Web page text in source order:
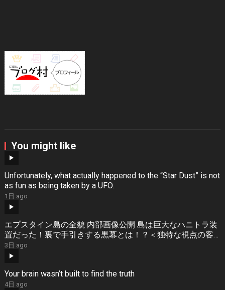
You might like
Unfortunately, what actually happened to the “Star Dust” is not
as fun as being taken by a UFO.
1日 ago
エプスタイン島の全貌 内部画像公開 島は巨大なハニトラ装
置だった！裏で手引きする黒幕とは！？＜独特な視点の客
が集まるBARシーズン3#8＞
3日 ago
Your brain wasn’t built to find the truth
4日 ago